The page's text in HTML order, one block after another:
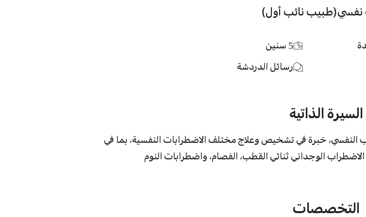
(طبيب نائب أول)
5 سنين
رسائل الدردشة
السيرة الذاتية
خبرة في تشخيص وعلاج مختلف الاضطرابات النفسية، بما في
الوجداني ثنائي القطب، الفصام، واضطرابات النوم
التخصصات